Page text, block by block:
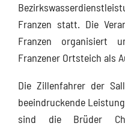
Franzen statt. Die
Franzen organisiert
Franzener Ortsteich als
Die Zillenfahrer der
beeindruckende
sind die Brüder